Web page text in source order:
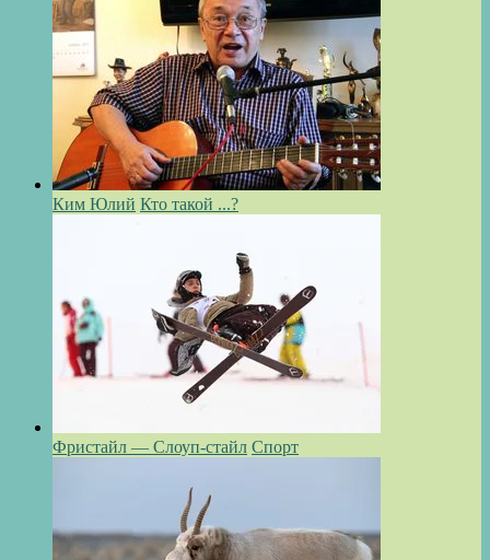
Ким Юлий Кто такой ...?
Фристайл — Слоуп-стайл Спорт